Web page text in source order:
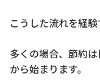
こうした流れを経
多くの場合、節約
から始まります。